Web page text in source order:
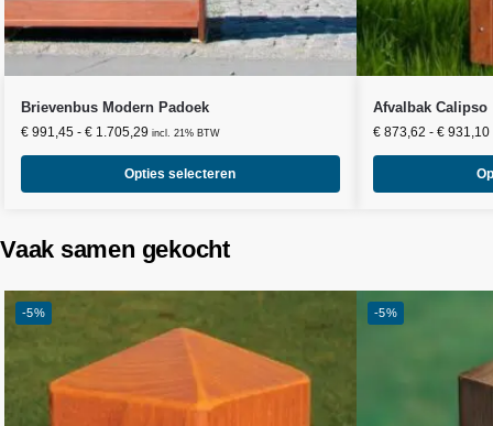
Brievenbus Modern Padoek
€991,45 - €1.705,29 incl. 21% BTW
Opties selecteren
Afvalbak Calipso
€873,62 - €931,10
Vaak samen gekocht
-5% -5%